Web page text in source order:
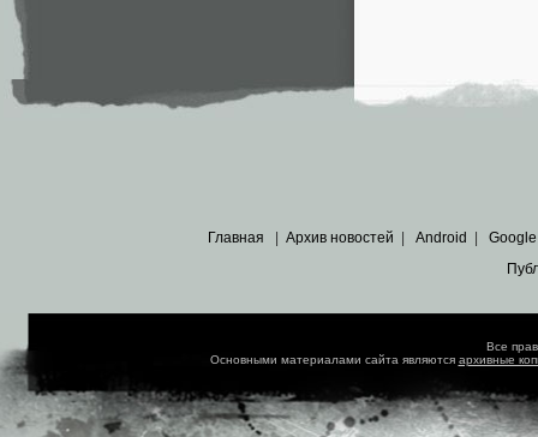
Главная Архив новостей Android Google
Все
Основными материалами сайта являются архивные